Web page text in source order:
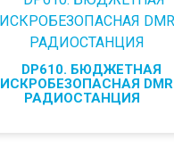
DP610. БЮДЖЕТНАЯ
ИСКРОБЕЗОПАСНАЯ DMR
РАДИОСТАНЦИЯ